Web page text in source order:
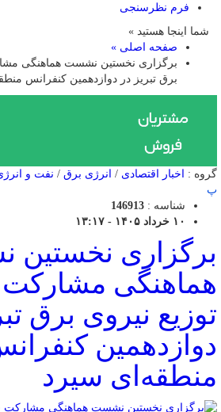
فرم نظرسنجی
شما اینجا هستید »
صفحه اصلی »
برگزاری نخستین نشست هماهنگی
برق تبریز در دوازدهمین کنفرانس
گروه : اخبار اقتصادی / انرژی برق / نفت و
پ
شناسه : 146913
۱۰ خرداد ۱۴۰۵ - ۱۳:۱۷
برگزاری
هماهنگی
توزیع نیروی برق
دوازدهمین
منطقه‌ای سیرد